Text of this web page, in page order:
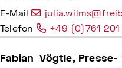
E-Mail
Telefon
+49 (0)761 201
Fabian Vögtle,